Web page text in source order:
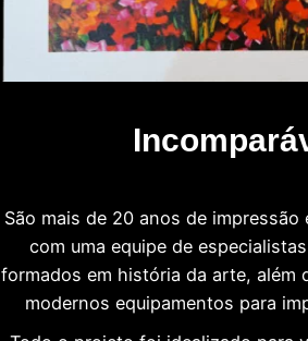
São mais de 20 anos de impressão
com uma equipe de
formados em história da arte, além
modernos equipamentos para